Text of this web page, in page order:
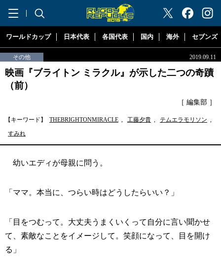
"ラグビーリパブリック"
ワールドカップ 日本代表 各国代表 国内 海外 セブンズ
その他 2019.09.11
映画『ブライトン ミラクル』が示した二つの奇蹟
（前）
［ 編集部 ］
【キーワード】 THEBRIGHTONMIRACLE , 工藤夕貴 , テムエラモリソン ,
すみれ
幼いエディが母親に問う。
「ママ。本当に、つらい時はどうしたらいい？」
「目をつむって。大丈夫うまくいくって自分に言い聞かせ
て、素敵なことをイメージして。笑顔になって、目を開け
る」